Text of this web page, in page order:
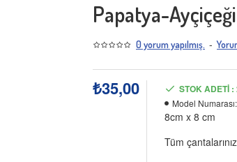
Papatya-
0 yorum yapılmış. -
₺35,00 STOK ADETI :
Model Numarası:
8cm x 8 cm
Tüm